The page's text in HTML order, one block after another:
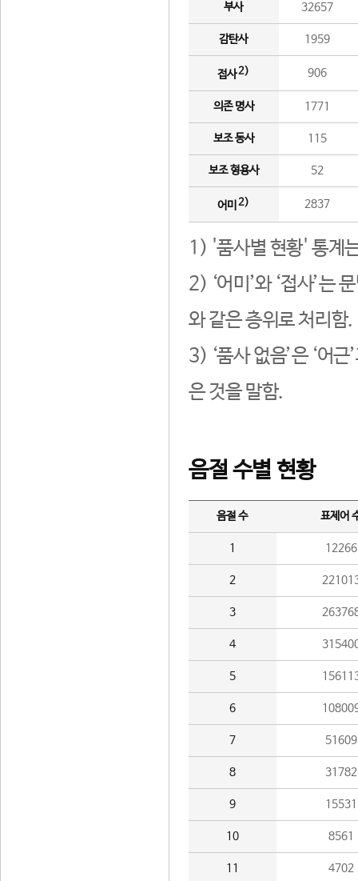
부사 32657
감탄사 1959
접사2) 906
의존 명사 1771
보조 동사 115
보조 형용사 52
어미 2) 2837
1) '품사별 현황' 통계
2) ‘어미’와 ‘접사’는
와 같은 층위로 처리함.
3) ‘품사 없음’은 ‘어
은 것을 말함.
음절 수별 현황
음절 수 표제어
1 12266
2
3
4
5
6
7 51609
8 31782
9 15531
10 8561
11 4702